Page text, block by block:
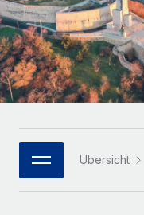
Remote
Nahtlose
Plattform
Integrierte HR-
MCP
Integrationen
vergrößern
Enterprise
Globale HR für
PARTNER WERDEN
Flexible
Forschung und
Fallstudien
HR-Glossar
Bibliothek für
Webinare
Español
Italiano
Português (Portugal)
한국어 Übersicht